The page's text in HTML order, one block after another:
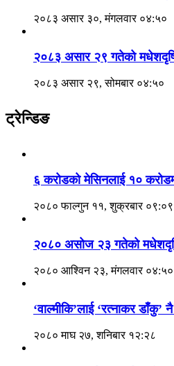
२०८३ असार ३०, मंगलवार ०४:५०
२०८३ असार २९ गतेको
२०८३ असार २९, सोमबार ०४:५०
ट्रेन्डिङ
६ करोडको मेसिनलाई १०
२०८० फाल्गुन ११, शुक्रबार ०९:०९
२०८० असोज २३ गतेको
२०८० आश्विन २३, मंगलवार ०४:५०
‘वाल्मीकि’लाई ‘रत्नाकर डाँकु’
२०८० माघ २७, शनिबार १२:२८